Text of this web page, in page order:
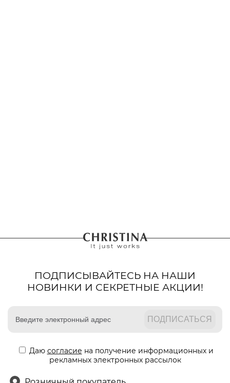
ПОДПИСЫВАЙТЕСЬ НА НАШИ
НОВИНКИ И СЕКРЕТНЫЕ АКЦИИ!
Даю согласие на получение информационных и
рекламных электронных рассылок